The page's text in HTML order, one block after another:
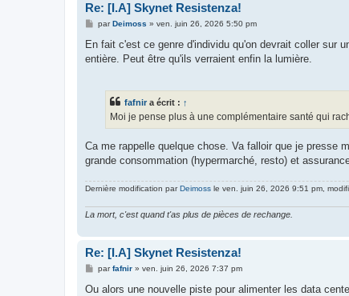
Re: [I.A] Skynet Resistenza!
M
s
a
parDeimoss » ven. juin 26, 2026 5:50 pm
En fait c'est ce genre d'individu qu'on devrait coller sur
entière. Peut être qu'ils verraient enfin la lumière.
fafnir a écrit : ↑
Moi je pense plus à une complémentaire santé qui
Ca me rappelle quelque chose. Va falloir que je presse
grande consommation (hypermarché, resto) et
Dernière modification parDeimoss le ven. juin 26, 2026 9:51 pm,
La mort, c'est quand t'as plus de pièces de rechange.
Re: [I.A] Skynet Resistenza!
M
s
parfafnir» ven. juin 26, 2026 7:37 pm
Ou alors une nouvelle piste pour alimenter les data